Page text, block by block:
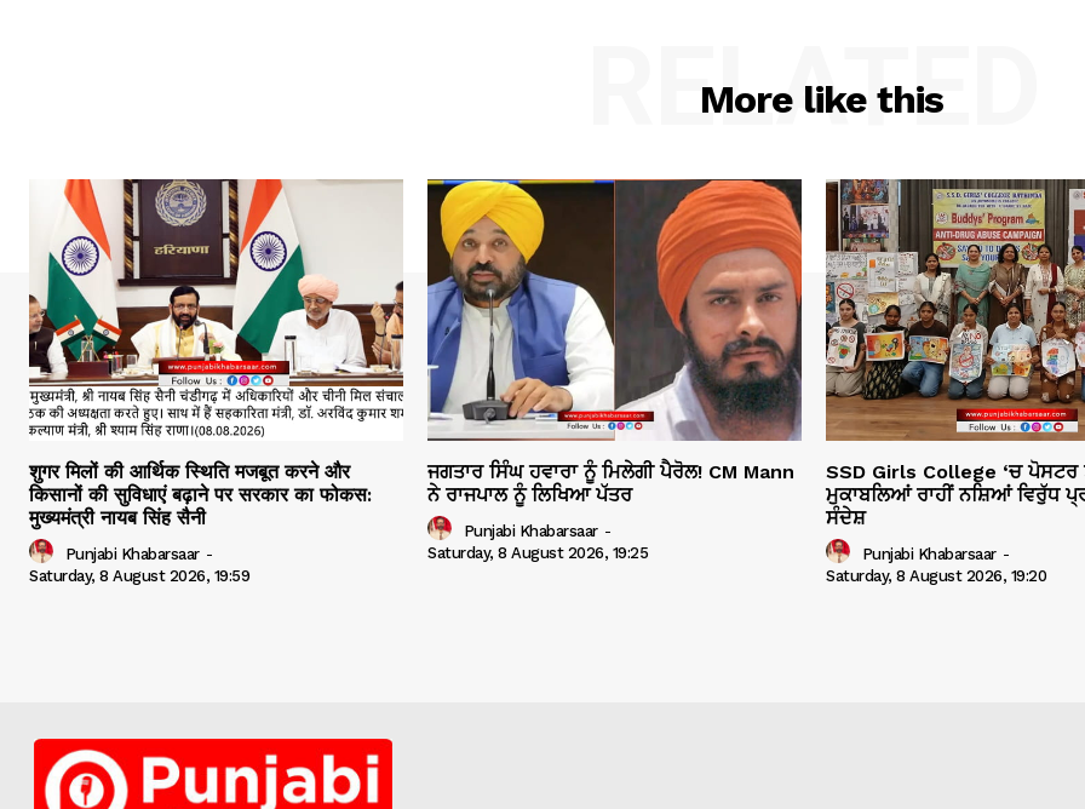
More like this
RELATED
शुगर मिलों की आर्थिक स्थिति मजबूत करने और
किसानों की सुविधाएं बढ़ाने पर सरकार का फोकस:
मुख्यमंत्री नायब सिंह सैनी
Punjabi Khabarsaar -
Saturday, 8 August 2026, 19:59
ਜਗਤਾਰ ਸਿੰਘ ਹਵਾਰਾ ਨੂੰ ਮਿਲੇਗੀ ਪੈਰੋਲ! CM Mann
ਨੇ ਰਾਜਪਾਲ ਨੂੰ ਲਿਖਿਆ ਪੱਤਰ
Punjabi Khabarsaar -
Saturday, 8 August 2026, 19:25
SSD Girls College ‘ਚ
ਮੁਕਾਬਲਿਆਂ ਰਾਹੀਂ ਨਸ਼ਿਆਂ ਵਿਰੁੱਧ
ਸੰਦੇਸ਼
Punjabi Khabarsaar -
Saturday, 8 August 2026, 19:20